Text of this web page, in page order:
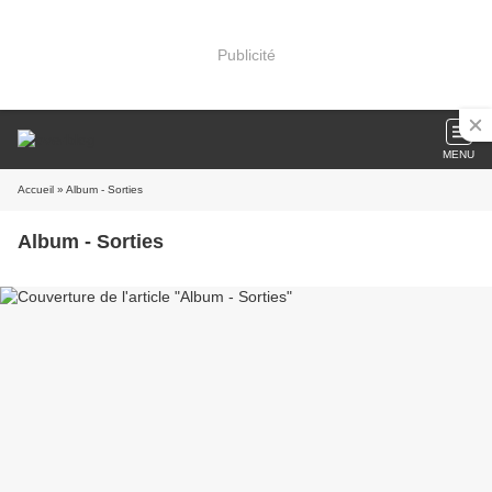
Publicité
MENU
Accueil » Album - Sorties
Album - Sorties